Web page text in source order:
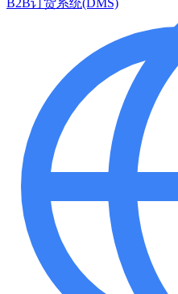
B2B订货系统(DMS)